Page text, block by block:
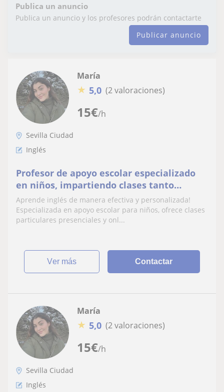
Publica un anuncio
Publica un anuncio y los profesores podrán contactarte
Publicar anuncio
15€/h
María
★ 5,0 (2 valoraciones)
Sevilla Ciudad
Inglés
Profesor de apoyo escolar especializado
en niños, impartiendo clases tanto
presencial como online
Aprende inglés de manera efectiva y personalizada!
Especializada en apoyo escolar para niños, ofrece clases
particulares presenciales y onl...
ver más Contactar
15€/h
María
★ 5,0 (2 valoraciones)
Sevilla Ciudad
Inglés